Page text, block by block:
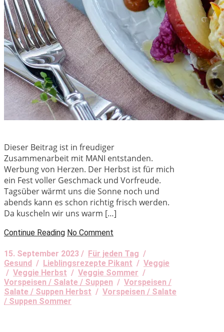
Dieser Beitrag ist in freudiger
Zusammenarbeit mit MANI entstanden.
Werbung von Herzen. Der Herbst ist für mich
ein Fest voller Geschmack und Vorfreude.
Tagsüber wärmt uns die Sonne noch und
abends kann es schon richtig frisch werden.
Da kuscheln wir uns warm […]
Continue Reading No Comment
15. September 2023 / Für jeden Tag /
Gesund / Lieblingsrezepte Pikant / Veggie
/ Veggie Herbst / Veggie Sommer /
Vorspeisen / Salate / Suppen / Vorspeisen /
Salate / Suppen Herbst / Vorspeisen / Salate
/ Suppen Sommer